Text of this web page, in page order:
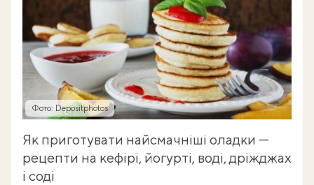
Фото: Depositphotos
Як приготувати найсмачніші оладки —
рецепти на кефірі, йогурті, воді, дріжджах
і соді